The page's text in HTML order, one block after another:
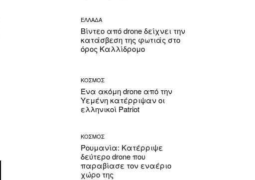
ΕΛΛΑΔΑ
Βίντεο από drone δείχνει την
κατάσβεση της φωτιάς στο
όρος Καλλίδρομο
ΚΟΣΜΟΣ
Ένα ακόμη drone από την
Υεμένη κατέρριψαν οι
ελληνικοί Patriot
ΚΟΣΜΟΣ
Ρουμανία: Κατέρριψε
δεύτερο drone που
παραβίασε τον εναέριο
χώρο της